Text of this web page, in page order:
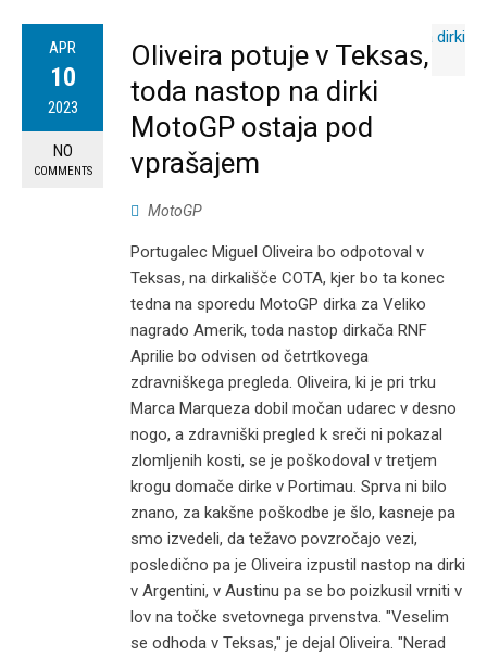
APR
10
2023
NO
COMMENTS
Oliveira potuje v Teksas,
toda nastop na dirki
MotoGP ostaja pod
vprašajem
MotoGP
Portugalec Miguel Oliveira bo odpotoval v
Teksas, na dirkališče COTA, kjer bo ta konec
tedna na sporedu MotoGP dirka za Veliko
nagrado Amerik, toda nastop dirkača RNF
Aprilie bo odvisen od četrtkovega
zdravniškega pregleda. Oliveira, ki je pri trku
Marca Marqueza dobil močan udarec v desno
nogo, a zdravniški pregled k sreči ni pokazal
zlomljenih kosti, se je poškodoval v tretjem
krogu domače dirke v Portimau. Sprva ni bilo
znano, za kakšne poškodbe je šlo, kasneje pa
smo izvedeli, da težavo povzročajo vezi,
posledično pa je Oliveira izpustil nastop na dirki
v Argentini, v Austinu pa se bo poizkusil vrniti v
lov na točke svetovnega prvenstva. "Veselim
se odhoda v Teksas," je dejal Oliveira. "Nerad